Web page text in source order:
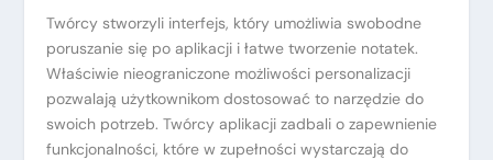
Twórcy stworzyli interfejs, który umożliwia swobodne
poruszanie się po aplikacji i łatwe tworzenie notatek.
Właściwie nieograniczone możliwości personalizacji
pozwalają użytkownikom dostosować to narzędzie do
swoich potrzeb. Twórcy aplikacji zadbali o zapewnienie
funkcjonalności, które w zupełności wystarczają do